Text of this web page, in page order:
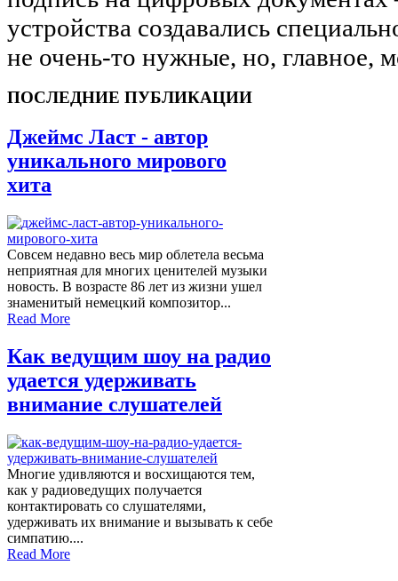
устройства создавались
не очень-то нужные, но, главное,
ПОСЛЕДНИЕ ПУБЛИКАЦИИ
Джеймс Ласт - автор
уникального мирового
хита
Совсем недавно весь мир облетела весьма
неприятная для многих ценителей музыки
новость. В возрасте 86 лет из жизни ушел
знаменитый немецкий композитор...
Read More
Как ведущим шоу на радио
удается удерживать
внимание слушателей
Многие удивляются и восхищаются тем,
как у радиоведущих получается
контактировать со слушателями,
удерживать их внимание и вызывать к себе
симпатию....
Read More